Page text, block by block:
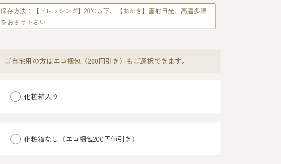
保存方法：【ドレッシング】20℃以下、【おかき】直射日光、高温多湿
をおさけ下さい
ご自宅用の方はエコ梱包（200円引き）もご選択できます。
化粧箱入り
化粧箱なし（エコ梱包200円値引き）